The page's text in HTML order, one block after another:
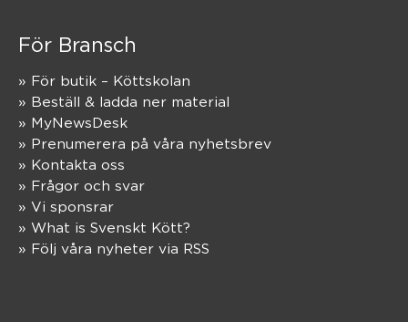
För Bransch
» För butik – Köttskolan
» Beställ & ladda ner material
» MyNewsDesk
» Prenumerera på våra nyhetsbrev
» Kontakta oss
» Frågor och svar
» Vi sponsrar
» What is Svenskt Kött?
» Följ våra nyheter via RSS